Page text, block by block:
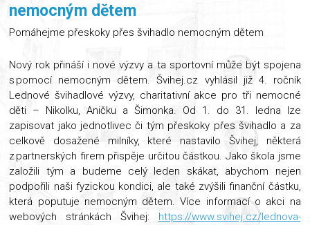
nemocným dětem
Pomáhejme přeskoky přes švihadlo nemocným dětem
Nový rok přináší i nové výzvy a ta sportovní může být spojena
s pomocí nemocným dětem. Švihej.cz vyhlásil již 4. ročník
Lednové švihadlové výzvy, charitativní akce pro tři nemocné
děti – Nikolku, Aničku a Šimonka. Od 1. do 31. ledna lze
zapisovat jako jednotlivec či tým přeskoky přes švihadlo a za
celkově dosažené milníky, které nastavilo Švihej, některá
z partnerských firem přispěje určitou částkou. Jako škola jsme
založili tým a budeme celý leden skákat, abychom nejen
podpořili naši fyzickou kondici, ale také zvýšili finanční částku,
která poputuje nemocným dětem. Více informací o akci na
webových stránkách Švihej: https://www.svihej.cz/lednova-